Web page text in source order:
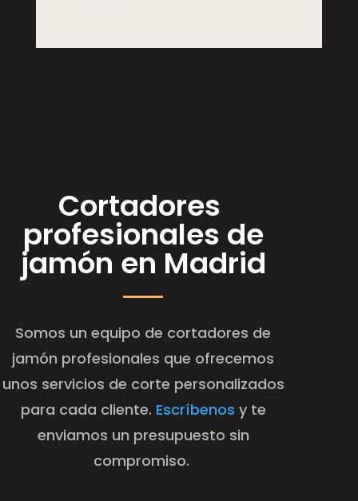
Cortadores
profesionales de
jamón en Madrid
Somos un equipo de cortadores de
jamón profesionales que ofrecemos
unos servicios de corte personalizados
para cada cliente. Escríbenos y te
enviamos un presupuesto sin
compromiso.